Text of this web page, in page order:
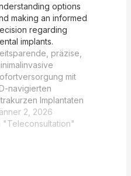
options
making an informed
regarding
implants.
präzise,
mit
navigierten
Implantaten
Knochenaufbau.
könnte Ihr
2, 2026
"Teleconsultation"